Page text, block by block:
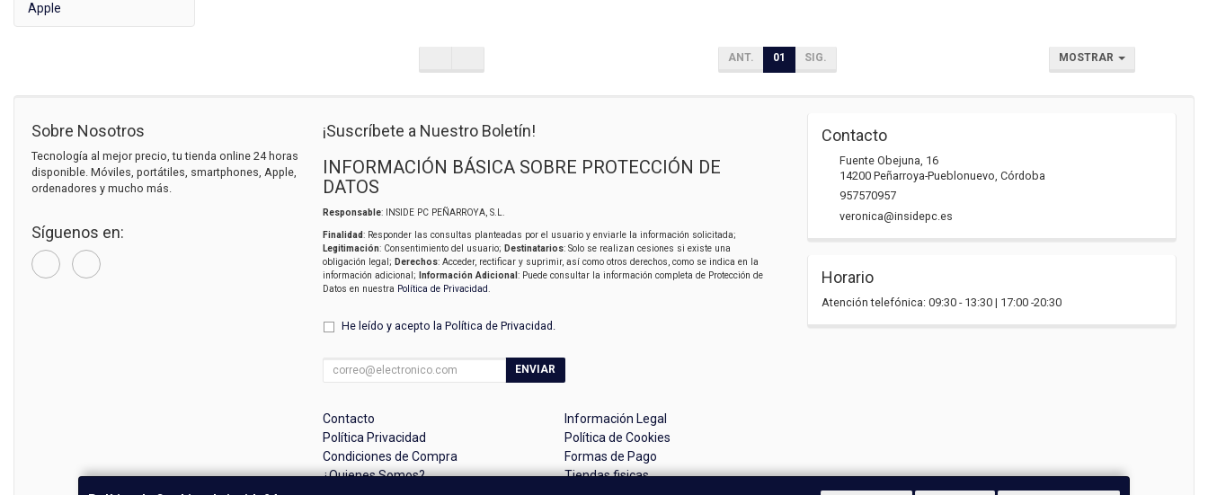
Apple
ANT. 01 SIG. MOSTRAR
Sobre Nosotros
Tecnología al mejor precio, tu tienda online 24 horas
disponible. Móviles, portátiles, smartphones, Apple,
ordenadores y mucho más.
Síguenos en:
¡Suscríbete a Nuestro Boletín!
INFORMACIÓN BÁSICA SOBRE PROTECCIÓN DE
DATOS
Responsable: INSIDE PC PEÑARROYA, S.L.
Finalidad: Responder las consultas planteadas por el usuario y enviarle la información solicitada;
Legitimación: Consentimiento del usuario; Destinatarios: Solo se realizan cesiones si existe una
obligación legal; Derechos: Acceder, rectificar y suprimir, así como otros derechos, como se indica en la
información adicional;
Información Adicional : Puede consultar la información completa de Protección de
Datos en nuestra Política de Privacidad
He leído y acepto la Política de Privacidad .
ENVIAR
Contacto
Información Legal
Política Privacidad
Política de Cookies
Condiciones de Compra
Formas de Pago
¿Quienes Somos?
Tiendas fisicas
Contacto
Fuente Obejuna, 16
14200 Peñarroya-Pueblonuevo, Córdoba
957570957
veronica@insidepc.es
Horario
Atención telefónica: 09:30 - 13:30 | 17:00 -20:30